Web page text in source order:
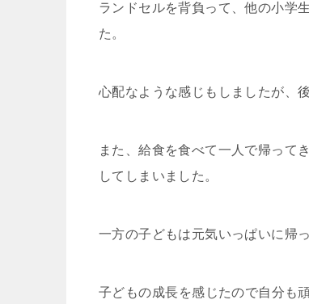
ランドセルを背負って、他の小学
た。
心配なような感じもしましたが、
また、給食を食べて一人で帰って
してしまいました。
一方の子どもは元気いっぱいに帰
子どもの成長を感じたので自分も